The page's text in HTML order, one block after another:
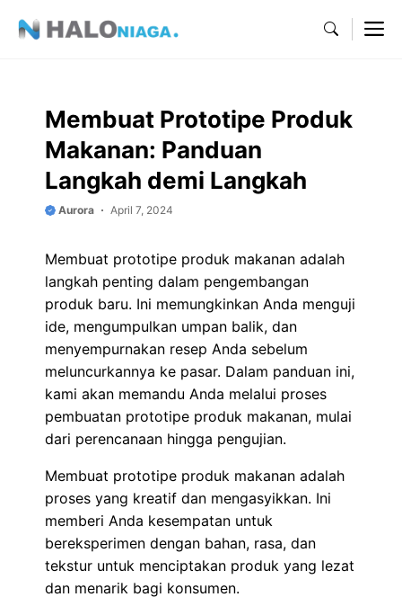
Membuat Prototipe Produk
Makanan: Panduan
Langkah demi Langkah
Aurora April 7, 2024
Membuat prototipe produk makanan adalah
langkah penting dalam pengembangan
produk baru. Ini memungkinkan Anda menguji
ide, mengumpulkan umpan balik, dan
menyempurnakan resep Anda sebelum
meluncurkannya ke pasar. Dalam panduan ini,
kami akan memandu Anda melalui proses
pembuatan prototipe produk makanan, mulai
dari perencanaan hingga pengujian.
Membuat prototipe produk makanan adalah
proses yang kreatif dan mengasyikkan. Ini
memberi Anda kesempatan untuk
bereksperimen dengan bahan, rasa, dan
tekstur untuk menciptakan produk yang lezat
dan menarik bagi konsumen.